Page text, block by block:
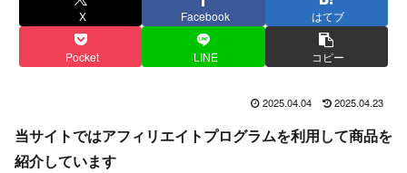
X Facebook はてブ
Pocket LINE コピー
2025.04.04 2025.04.23
当サイトではアフィリエイトプログラムを利用して商品を
紹介しています